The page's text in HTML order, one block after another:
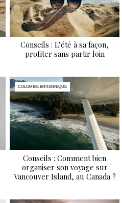
Conseils : L’été à sa façon,
profiter sans partir loin
COLOMBIE BRITANNIQUE
Conseils : Comment bien
organiser son voyage sur
Vancouver Island, au Canada ?